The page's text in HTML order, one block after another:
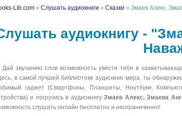
Lib.com » Слушать аудиокниги » Сказки » Змаев Алекс,
аудиокнигу -
Дай звучанию слов возможность увести тебя в
в самой лучшей библиотеке аудиокниг мира, ты
гаджет (Смартфоны, Планшеты, Ноутбуки,
и погрузись в аудиокнигуЗмаев Алекс, Змаева
слушать онлайн бесплатно и неограниченно!